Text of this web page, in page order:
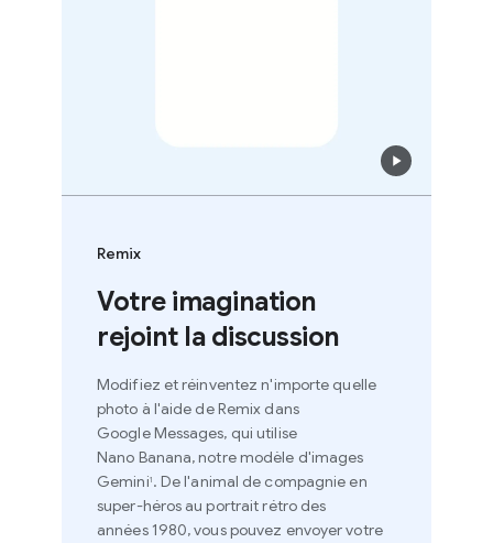
Remix
Votre imagination
rejoint la discussion
Modifiez et réinventez n'importe quelle
photo à l'aide de Remix dans
Google Messages, qui utilise
Nano Banana, notre modèle d'images
Gemini1. De l'animal de compagnie en
super-héros au portrait rétro des
années 1980, vous pouvez envoyer votre